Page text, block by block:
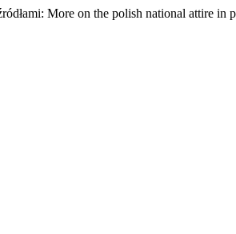
More on the polish national attire in